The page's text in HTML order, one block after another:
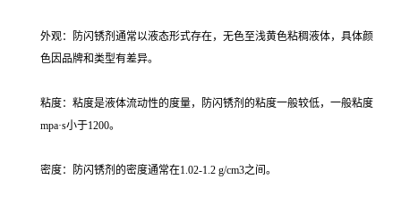
外观：防闪锈剂通常以液态形式存在，无色至浅黄色粘稠液体，具体颜
色因品牌和类型有差异。
粘度：粘度是液体流动性的度量，防闪锈剂的粘度一般较低，一般粘度
mpa·s小于1200。
密度：防闪锈剂的密度通常在1.02-1.2 g/cm3之间。